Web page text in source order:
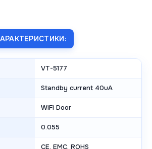
VT-5177
Standby current 40uA
WiFi Door
0.055
CE. EMC. ROHS